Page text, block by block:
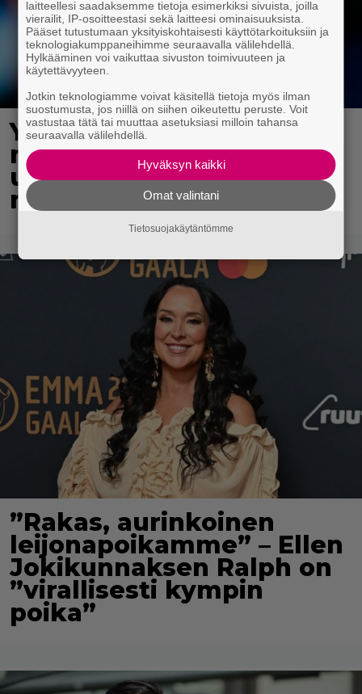
Yli 300 vuotta vanha
maailmanennätys meni
uusiksi – 18-vuotias
nuorimies teki historiaa
”Rakas, aurinkoinen
leijonapoikamme” – Ellen
Jokikunnaksen Ralph on
”virallisesti kympin
poika”
laitteellesi saadaksemme tietoja esimerkiksi sivuista, joilla
vierailit, IP-osoitteestasi sekä laitteesi ominaisuuksista.
Pääset tutustumaan yksityiskohtaisesti käyttötarkoituksiin ja
teknologiakumppaneihimme seuraavalla välilehdellä.
Hylkääminen voi vaikuttaa sivuston toimivuuteen ja
käytettävyyteen.
Jotkin teknologiamme voivat käsitellä tietoja myös ilman
suostumusta, jos niillä on siihen oikeutettu peruste. Voit
vastustaa tätä tai muuttaa asetuksiasi milloin tahansa
seuraavalla välilehdellä.
Hyväksyn kaikki
Omat valintani
Tietosuojakäytäntömme